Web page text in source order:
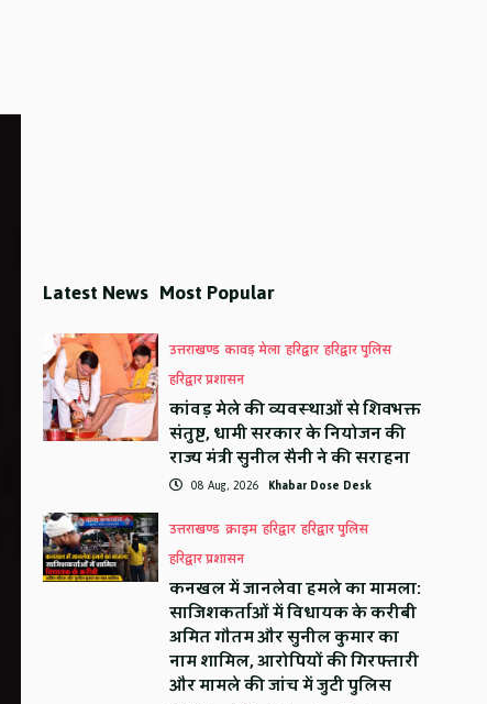
Latest News Most Popular
उत्तराखण्ड कावड़ मेला हरिद्वार हरिद्वार पुलिस
हरिद्वार प्रशासन
कांवड़ मेले की व्यवस्थाओं से शिवभक्त
संतुष्ट, धामी सरकार के नियोजन की
राज्य मंत्री सुनील सैनी ने की सराहना
08 Aug, 2026 Khabar Dose Desk
उत्तराखण्ड क्राइम हरिद्वार हरिद्वार पुलिस
हरिद्वार प्रशासन
कनखल में जानलेवा हमले का मामला:
साजिशकर्ताओं में विधायक के करीबी
अमित गौतम और सुनील कुमार का
नाम शामिल, आरोपियों की गिरफ्तारी
और मामले की जांच में जुटी पुलिस